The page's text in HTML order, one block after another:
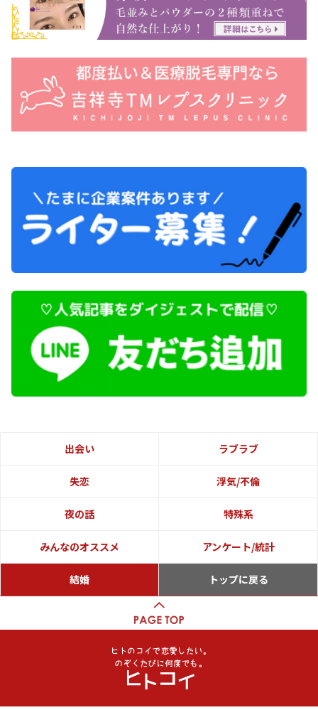
出会い ラブラブ
失恋 浮気/不倫
夜の話 特殊系
みんなのオススメ アンケート/統計
結婚 トップに戻る